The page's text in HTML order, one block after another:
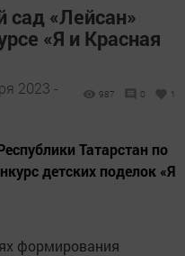
сад «Лейсан»
«Я и Красная
2023 -
987 0 1
Татарстан по
детских поделок «Я
формирования